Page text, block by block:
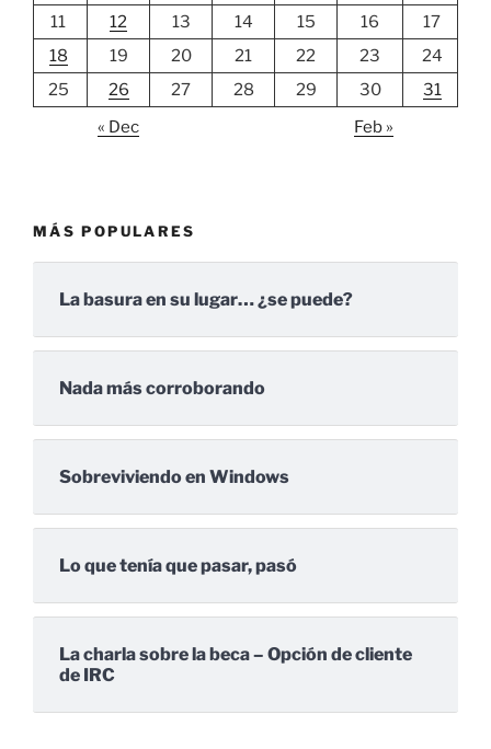
11
12 13 14 15 16
17
18
19 20 21 22 23
24
25
26 27 28 29 30
31
« Dec
Feb »
MÁS POPULARES
La basura en su lugar… ¿se puede?
Nada más corroborando
Sobreviviendo en Windows
Lo que tenía que pasar, pasó
La charla sobre la beca – Opción de cliente
de IRC